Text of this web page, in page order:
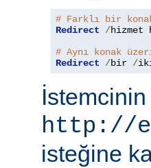
# Farklı bir
Redirect
/hizmet
# Aynı konak
Redirect
/bir /
İstemcinin
http://
isteğine